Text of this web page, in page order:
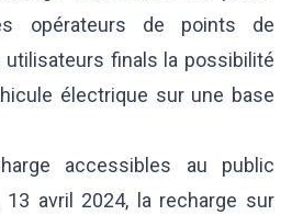
opérateurs de points de
finals la possibilité
électrique sur une base
accessibles au public
avril 2024, la recharge sur